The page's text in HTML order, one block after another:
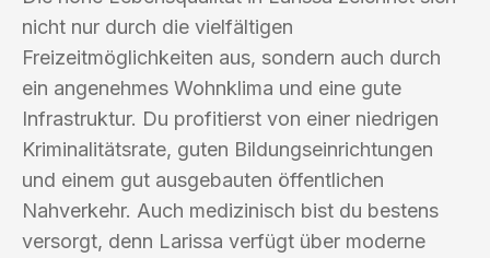
nicht nur durch die vielfältigen
Freizeitmöglichkeiten aus, sondern auch durch
ein angenehmes Wohnklima und eine gute
Infrastruktur. Du profitierst von einer niedrigen
Kriminalitätsrate, guten Bildungseinrichtungen
und einem gut ausgebauten öffentlichen
Nahverkehr. Auch medizinisch bist du bestens
versorgt, denn Larissa verfügt über moderne